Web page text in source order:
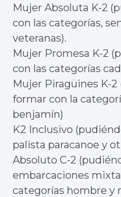
Mujer Absoluta K-2
con las categorías,
veteranas).
Mujer Promesa K-2
con las categorías
Mujer Piragüines K-
formar con la
benjamín)
K2 Inclusivo
palista paracanoe y
Absoluto C-2
embarcaciones
categorías hombre y